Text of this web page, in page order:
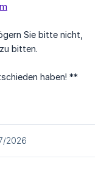
Sie bitte nicht,
bitten.
haben! **
2026